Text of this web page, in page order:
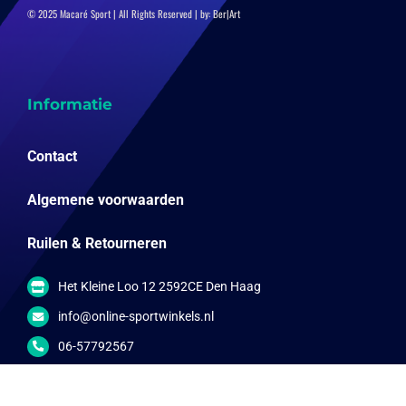
© 2025 Macaré Sport | All Rights Reserved | by:Ber|Art
Informatie
Contact
Algemene voorwaarden
Ruilen & Retourneren
Het Kleine Loo 12 2592CE Den Haag
info@online-sportwinkels.nl
06-57792567